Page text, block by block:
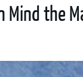
Mind the